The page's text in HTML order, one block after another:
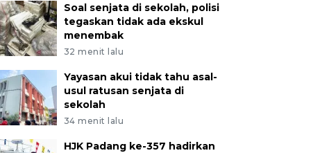
Soal senjata di sekolah, polisi
tegaskan tidak ada ekskul
menembak
32 menit lalu
Yayasan akui tidak tahu asal-
usul ratusan senjata di
sekolah
34 menit lalu
HJK Padang ke-357 hadirkan